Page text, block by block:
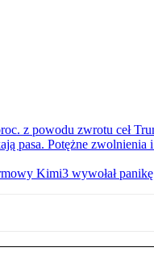
z powodu zwrotu ceł
pasa. Potężne zwolnienia
Kimi3 wywołał